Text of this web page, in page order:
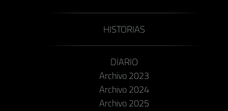
HISTORIAS
DIARIO
Archivo 2023
Archivo 2024
Archivo 2025